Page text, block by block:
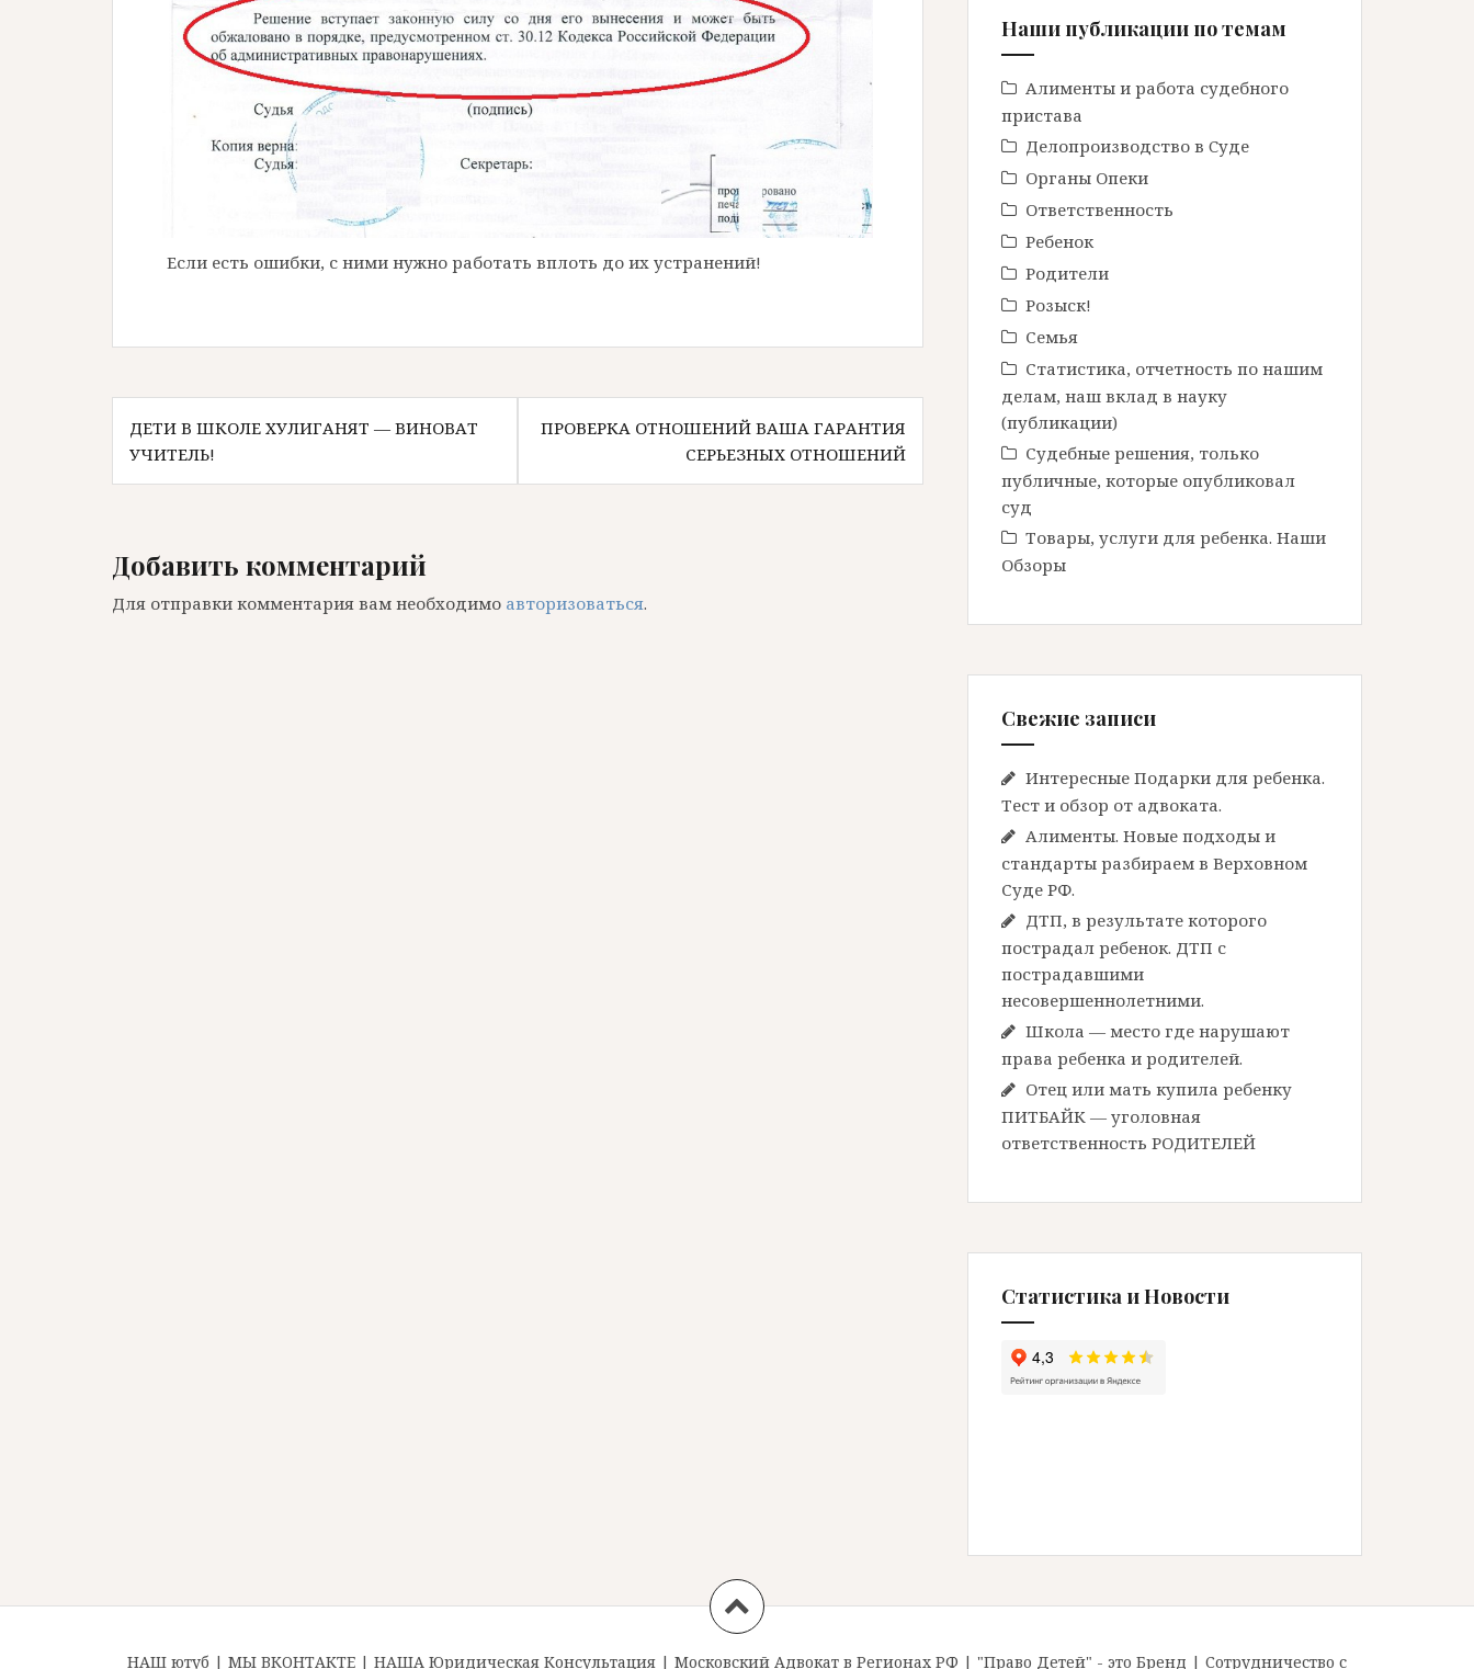
Если есть ошибки, с ними нужно работать вплоть до их устранений!
Навигация
по
записям
ДЕТИ В ШКОЛЕ ХУЛИГАНЯТ — ВИНОВАТ
УЧИТЕЛЬ!
ПРОВЕРКА ОТНОШЕНИЙ ВАША ГАРАНТИЯ
СЕРЬЕЗНЫХ ОТНОШЕНИЙ
Добавить комментарий
Для отправки комментария вам необходимо авторизоваться.
Наши публикации по темам
Алименты и работа судебного
пристава
Делопроизводство в Cуде
Органы Опеки
Ответственность
Ребенок
Родители
Розыск!
Семья
Статистика, отчетность по нашим
делам, наш вклад в науку
(публикации)
Судебные решения, только
публичные, которые опубликовал
суд
Товары, услуги для ребенка. Наши
Обзоры
Свежие записи
Интересные Подарки для ребенка.
Тест и обзор от адвоката.
Алименты. Новые подходы и
стандарты разбираем в Верховном
Суде РФ.
ДТП, в результате которого
пострадал ребенок. ДТП с
пострадавшими
несовершеннолетними.
Школа — место где нарушают
права ребенка и родителей.
Отец или мать купила ребенку
ПИТБАЙК — уголовная
ответственность РОДИТЕЛЕЙ
Статистика и Новости
НАШ ютуб | МЫ ВКОНТАКТЕ | НАША Юридическая Консультация | Московский Адвокат в Регионах РФ | "Право Детей" - это Бренд | Сотрудничество с